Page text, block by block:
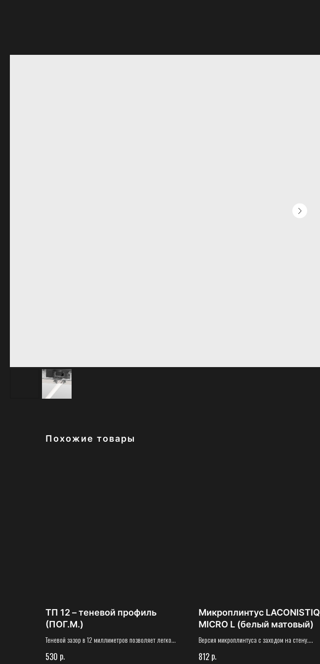
Похожие товары
ТП 12 – теневой профиль
(ПОГ.М.)
Теневой зазор в 12 миллиметров позволяет легко
обои или перекрасив стены
530 р.
Микроплинтус LACONISTIQ
MICRO L (белый матовый)
Версия микроплинтуса с заходом на стену.
812 р.